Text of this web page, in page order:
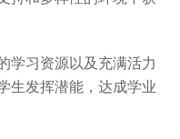
学习资源以及充满活力
生发挥潜能，达成学业